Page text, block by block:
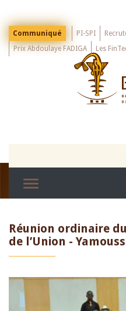
mainMenu
Top
Communiqué PI-SPI
Prix Abdoulaye FADIGA
Les
Réunion ordinaire
de l’Union -